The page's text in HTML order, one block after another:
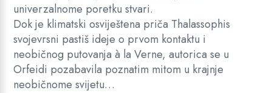
univerzalnome poretku stvari.
Dok je klimatski osviještena priča Thalassophis
svojevrsni pastiš ideje o prvom kontaktu i
neobičnog putovanja à la Verne, autorica se u
Orfeidi pozabavila poznatim mitom u krajnje
neobičnome svijetu…